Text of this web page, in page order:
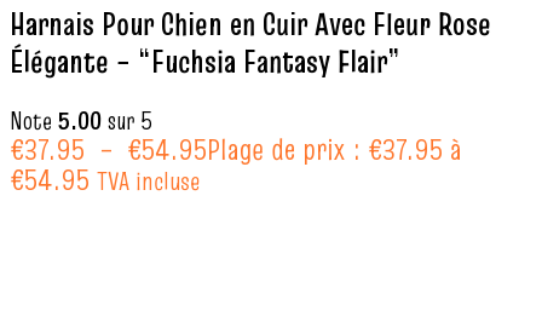
Harnais Pour Chien en Cuir Avec Fleur Rose
Élégante – “Fuchsia Fantasy Flair”
Note 5.00sur 5
€37.95 – €54.95Plage de prix : €37.95 à
€54.95 TVA incluse